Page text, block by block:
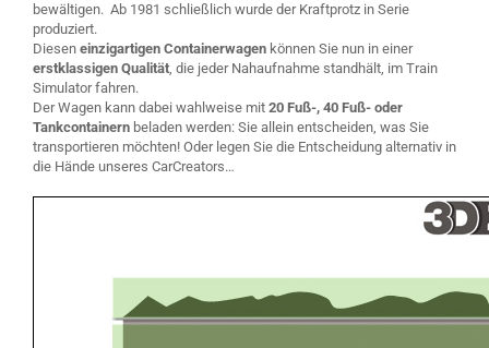
bewältigen. Ab 1981 schließlich wurde der Kraftprotz in Serie
produziert.
Diesen einzigartigen Containerwagen können Sie nun in einer
erstklassigen Qualität, die jeder Nahaufnahme standhält, im Train
Simulator fahren.
Der Wagen kann dabei wahlweise mit 20 Fuß-, 40 Fuß- oder
Tankcontainern beladen werden: Sie allein entscheiden, was Sie
transportieren möchten! Oder legen Sie die Entscheidung alternativ in
die Hände unseres CarCreators…